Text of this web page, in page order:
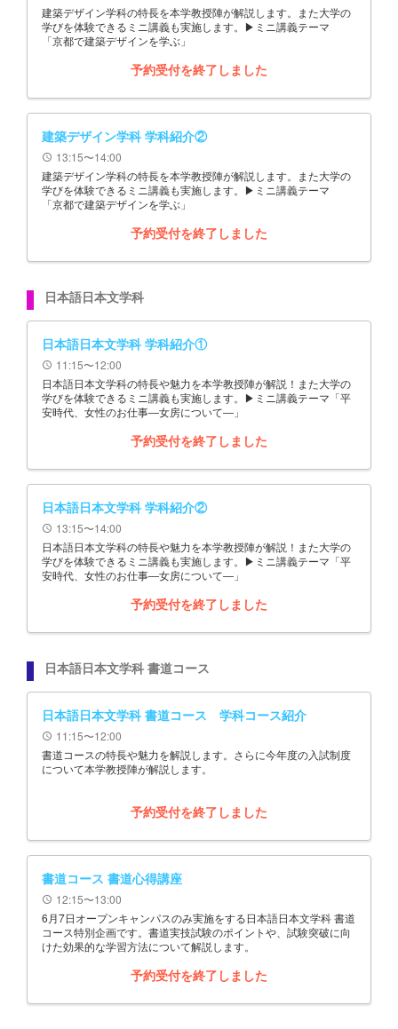
建築デザイン学科の特長を本学教授陣が解説します。また大学の
学びを体験できるミニ講義も実施します。▶ミニ講義テーマ
「京都で建築デザインを学ぶ」
予約受付を終了しました
建築デザイン学科 学科紹介②
schedule 13:15〜14:00
建築デザイン学科の特長を本学教授陣が解説します。また大学の
学びを体験できるミニ講義も実施します。▶ミニ講義テーマ
「京都で建築デザインを学ぶ」
予約受付を終了しました
日本語日本文学科
日本語日本文学科 学科紹介①
schedule 11:15〜12:00
日本語日本文学科の特長や魅力を本学教授陣が解説！また大学の
学びを体験できるミニ講義も実施します。▶ミニ講義テーマ「平
安時代、女性のお仕事―女房について―」
予約受付を終了しました
日本語日本文学科 学科紹介②
schedule 13:15〜14:00
日本語日本文学科の特長や魅力を本学教授陣が解説！また大学の
学びを体験できるミニ講義も実施します。▶ミニ講義テーマ「平
安時代、女性のお仕事―女房について―」
予約受付を終了しました
日本語日本文学科 書道コース
日本語日本文学科 書道コース 学科コース紹介
schedule 11:15〜12:00
書道コースの特長や魅力を解説します。さらに今年度の入試制度
について本学教授陣が解説します。
予約受付を終了しました
書道コース 書道心得講座
schedule 12:15〜13:00
6月7日オープンキャンパスのみ実施をする日本語日本文学科 書道
コース特別企画です。書道実技試験のポイントや、試験突破に向
けた効果的な学習方法について解説します。
予約受付を終了しました